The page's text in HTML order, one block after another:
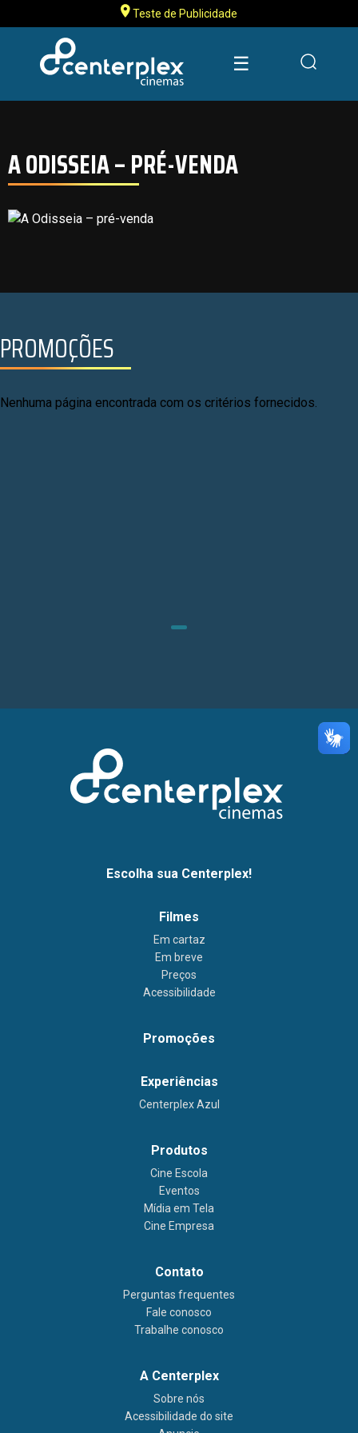
Teste de Publicidade
☰
A ODISSEIA – PRÉ-VENDA
PROMOÇÕES
Nenhuma página encontrada com os critérios fornecidos.
Escolha sua Centerplex!
Filmes
Em cartaz
Em breve
Preços
Acessibilidade
Promoções
Experiências
Centerplex Azul
Produtos
Cine Escola
Eventos
Mídia em Tela
Cine Empresa
Contato
Perguntas frequentes
Fale conosco
Trabalhe conosco
A Centerplex
Sobre nós
Acessibilidade do site